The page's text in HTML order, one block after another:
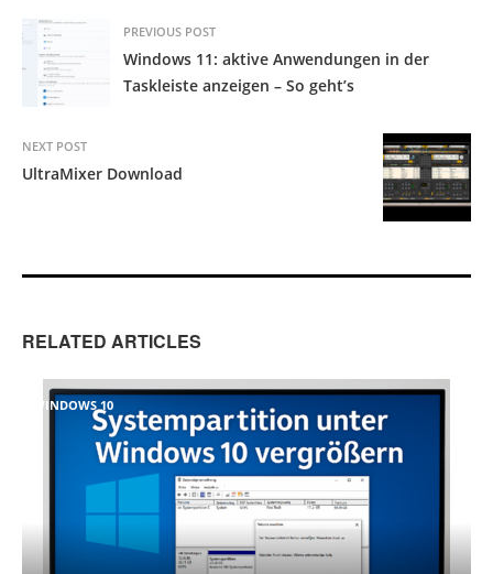
PREVIOUS POST
Windows 11: aktive Anwendungen in der
Taskleiste anzeigen – So geht’s
NEXT POST
UltraMixer Download
RELATED ARTICLES
WINDOWS 10